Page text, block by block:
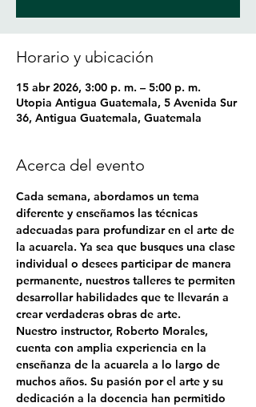
Horario y ubicación
15 abr 2026, 3:00 p. m. – 5:00 p. m.
Utopia Antigua Guatemala, 5 Avenida Sur
36, Antigua Guatemala, Guatemala
Acerca del evento
Cada semana, abordamos un tema
diferente y enseñamos las técnicas
adecuadas para profundizar en el arte de
la acuarela. Ya sea que busques una clase
individual o desees participar de manera
permanente, nuestros talleres te permiten
desarrollar habilidades que te llevarán a
crear verdaderas obras de arte.
Nuestro instructor, Roberto Morales,
cuenta con amplia experiencia en la
enseñanza de la acuarela a lo largo de
muchos años. Su pasión por el arte y su
dedicación a la docencia han permitido